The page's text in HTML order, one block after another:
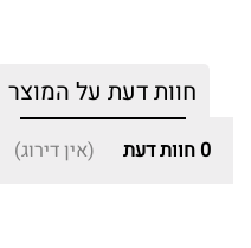
חוות דעת על המוצר
0 חוות דעת (אין דירוג)